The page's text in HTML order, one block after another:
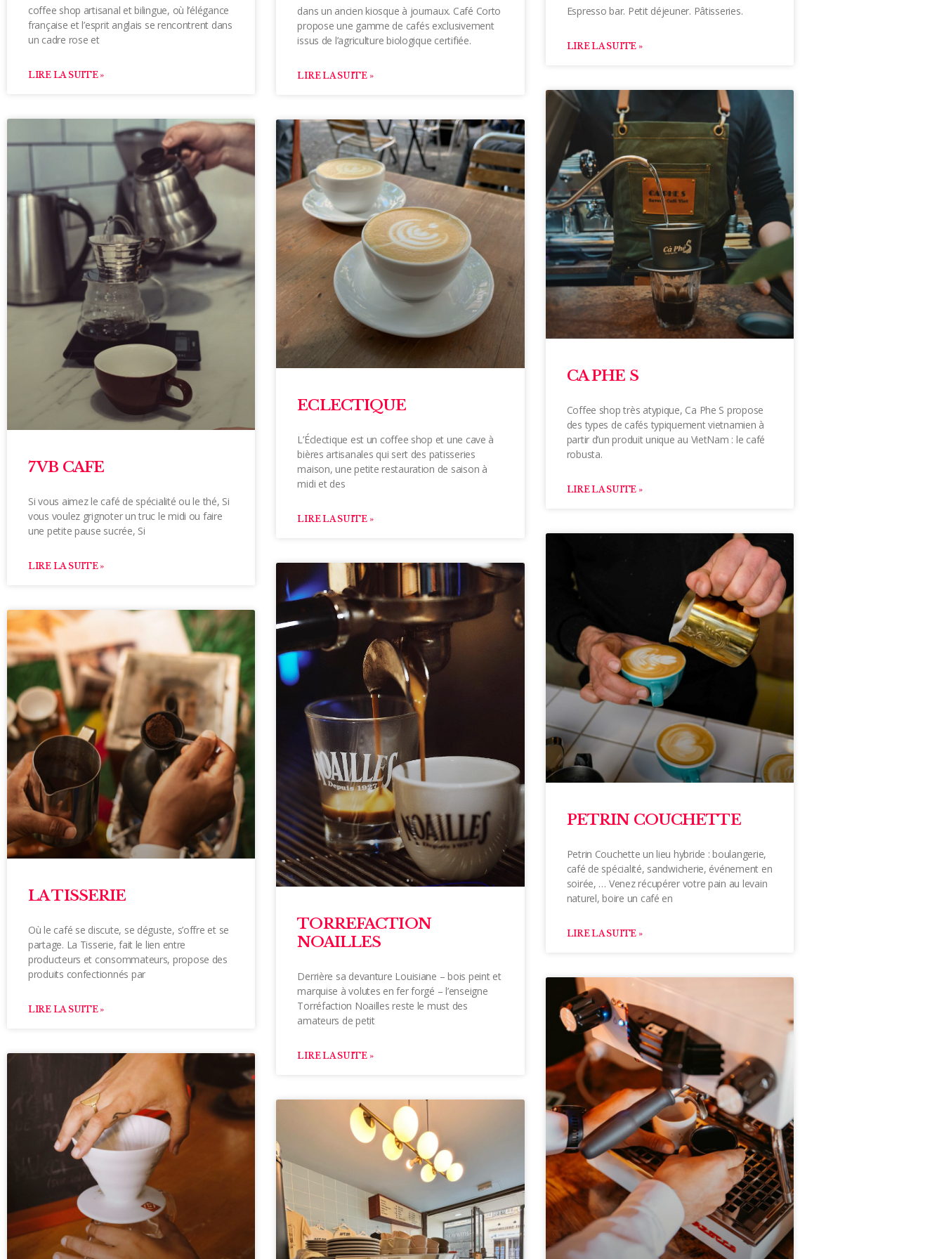
coffee shop artisanal et bilingue, où l’élégance
française et l’esprit anglais se rencontrent dans
un cadre rose et
LIRE LA SUITE »
dans un ancien kiosque à journaux. Café Corto
propose une gamme de cafés exclusivement
issus de l’agriculture biologique certifiée.
LIRE LA SUITE »
Espresso bar. Petit déjeuner. Pâtisseries.
LIRE LA SUITE »
7VB CAFE
Si vous aimez le café de spécialité ou le thé, Si
vous voulez grignoter un truc le midi ou faire
une petite pause sucrée, Si
LIRE LA SUITE »
ECLECTIQUE
L’Éclectique est un coffee shop et une cave à
bières artisanales qui sert des patisseries
maison, une petite restauration de saison à
midi et des
LIRE LA SUITE »
CA PHE S
Coffee shop très atypique, Ca Phe S propose
des types de cafés typiquement vietnamien à
partir d’un produit unique au VietNam : le café
robusta.
LIRE LA SUITE »
LA TISSERIE
Où le café se discute, se déguste, s’offre et se
partage. La Tisserie, fait le lien entre
producteurs et consommateurs, propose des
produits confectionnés par
LIRE LA SUITE »
TORREFACTION
NOAILLES
Derrière sa devanture Louisiane – bois peint et
marquise à volutes en fer forgé – l’enseigne
Torréfaction Noailles reste le must des
amateurs de petit
LIRE LA SUITE »
PETRIN COUCHETTE
Petrin Couchette un lieu hybride : boulangerie,
café de spécialité, sandwicherie, événement en
soirée, … Venez récupérer votre pain au levain
naturel, boire un café en
LIRE LA SUITE »